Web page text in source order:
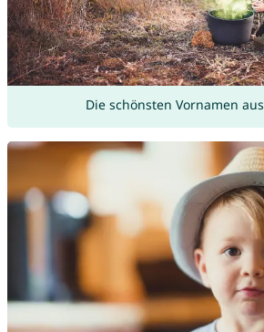
Die schönsten Vornamen